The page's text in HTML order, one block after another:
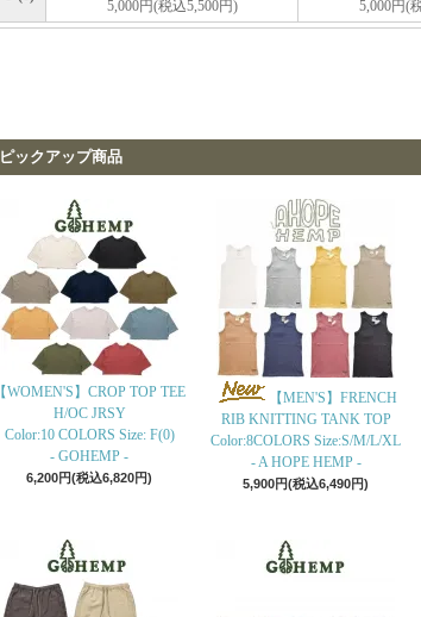
5,000円(税込5,500円) 5,000円(
ピックアップ商品
【WOMEN'S】CROP TOP TEE
H/OC JRSY
Color:10 COLORS Size: F(0)
- GOHEMP -
6,200円(税込6,820円)
【MEN'S】FRENCH
RIB KNITTING TANK TOP
Color:8COLORS Size:S/M/L/XL
- A HOPE HEMP -
5,900円(税込6,490円)